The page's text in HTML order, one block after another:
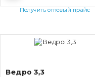
Получить оптовый прайс
Ведро 3,3